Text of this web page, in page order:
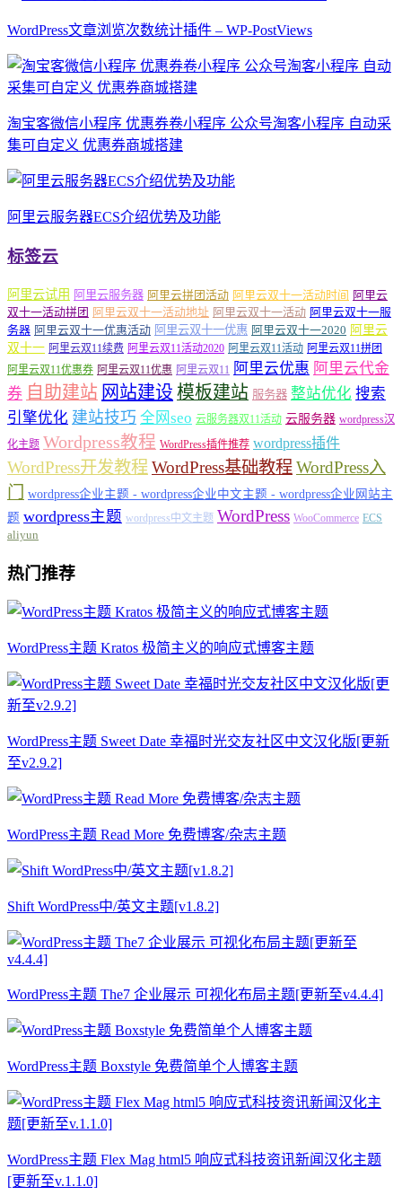
WordPress文章浏览次数统计插件 – WP-PostViews
淘宝客微信小程序 优惠券卷小程序 公众号淘客小程序 自动采
集可自定义 优惠券商城搭建
阿里云服务器ECS介绍优势及功能
标签云
阿里云试用 阿里云服务器 阿里云拼团活动 阿里云双十一活动时间 阿里云
双十一活动拼团 阿里云双十一活动地址 阿里云双十一活动 阿里云双十一服
务器 阿里云双十一优惠活动 阿里云双十一优惠 阿里云双十一2020 阿里云
双十一 阿里云双11续费 阿里云双11活动2020 阿里云双11活动 阿里云双11拼团
阿里云双11优惠券 阿里云双11优惠 阿里云双11 阿里云优惠 阿里云代金
券 自助建站 网站建设 模板建站 服务器 整站优化 搜索
引擎优化 建站技巧 全网seo 云服务器双11活动 云服务器 wordpress汉
化主题 Wordpress教程 WordPress插件推荐 wordpress插件
WordPress开发教程WordPress基础教程WordPress入
门
wordpress企业主题 - wordpress企业中文主题 - wordpress企业网站主
题 wordpress主题 wordpress中文主题 WordPress WooCommerce ECS
aliyun
热门推荐
WordPress主题 Kratos 极简主义的响应式博客主题
WordPress主题 Sweet Date 幸福时光交友社区中文汉化版[更新
至v2.9.2]
WordPress主题 Read More 免费博客/杂志主题
Shift WordPress中/英文主题[v1.8.2]
WordPress主题 The7 企业展示 可视化布局主题[更新至v4.4.4]
WordPress主题 Boxstyle 免费简单个人博客主题
WordPress主题 Flex Mag html5 响应式科技资讯新闻汉化主题
[更新至v.1.1.0]